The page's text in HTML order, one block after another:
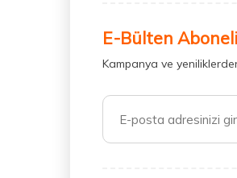
E-Bülten
Kampanya ve